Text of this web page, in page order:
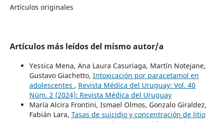
Artículos originales
Artículos más leídos del mismo autor/a
Yessica Mena, Ana Laura Casuriaga, Martín Notejane,
Gustavo Giachetto, Intoxicación por paracetamol en
adolescentes , Revista Médica del Uruguay: Vol. 40
Núm. 2 (2024): Revista Médica del Uruguay
María Alcira Frontini, Ismael Olmos, Gonzalo Giraldez,
Fabián Lara, Tasas de suicidio y concentración de litio